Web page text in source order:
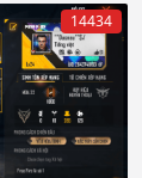
14434